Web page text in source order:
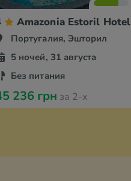
Amazonia Estoril Hotel
Португалия, Эшторил
5 ночей, 31 августа
Без питания
236 грн за 2-х